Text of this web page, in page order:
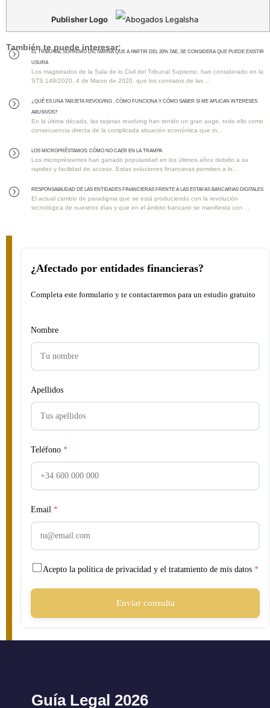
Publisher Logo
También te puede interesar:
=
EL TRIBUNAL SUPREMO DICTAMINA QUE A PARTIR DEL 20% TAE, SE CONSIDERA QUE PUEDE EXISTIR
USURA
Los magistrados de la Sala de lo Civil del Tribunal Supremo, han considerado en la
STS 149/2020, 4 de Marzo de 2020, que los contratos de las ...
=
¿QUÉ ES UNA TARJETA REVOLVING , CÓMO FUNCIONA Y CÓMO SABER SI ME APLICAN INTERESES
ABUSIVOS?
En la última década, las tarjetas revolving han tenido un gran auge, todo ello como
consecuencia directa de la complicada situación económica que m...
= Los MICROPRÉSTAMOS: Cómo No Caer en la Trampa
Los micropréstamos han ganado popularidad en los últimos años debido a su
rapidez y facilidad de acceso. Estas soluciones financieras permiten a lo...
= RESPONSABILIDAD DE LAS ENTIDADES FINANCIERAS FRENTE A LAS ESTAFAS BANCARIAS DIGITALES
El actual cambio de paradigma que se está produciendo con la revolución
tecnológica de nuestros días y que en el ámbito bancario se manifiesta con ...
¿Afectado por entidades financieras?
Completa este formulario y te contactaremos para un estudio gratuito
Nombre
Apellidos
Teléfono *
Email *
Acepto la política de privacidad y el tratamiento de mis datos *
Enviar consulta
Guía Legal 2026